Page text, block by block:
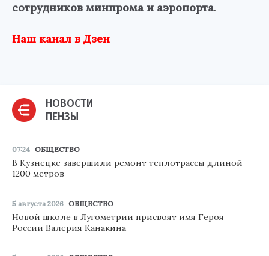
сотрудников минпрома и аэропорта.
Наш канал в Дзен
НОВОСТИ
ПЕНЗЫ
07:24 ОБЩЕСТВО
В Кузнецке завершили ремонт теплотрассы длиной
1200 метров
5 августа 2026 ОБЩЕСТВО
Новой школе в Лугометрии присвоят имя Героя
России Валерия Канакина